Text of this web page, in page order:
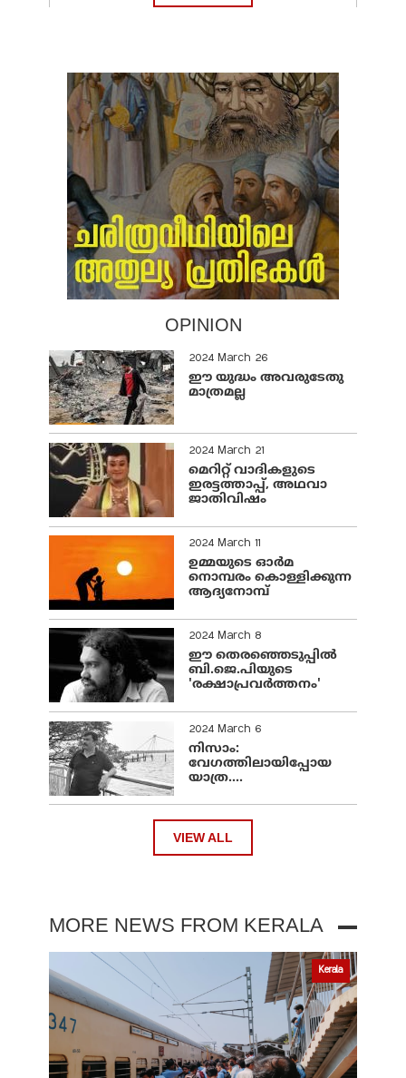
OPINION
2024 March 26
ഈ യുദ്ധം അവരുടേതു
മാത്രമല്ല
2024 March 21
മെറിറ്റ് വാദികളുടെ
ഇരട്ടത്താപ്പ്, അഥവാ
ജാതിവിഷം
2024 March 11
ഉമ്മയുടെ ഓർമ
നൊമ്പരം കൊള്ളിക്കുന്ന
ആദ്യനോമ്പ്
2024 March 8
ഈ തെരഞ്ഞെടുപ്പില്‍
ബി.ജെ.പിയുടെ
'രക്ഷാപ്രവര്‍ത്തനം'
2024 March 6
നിസാം:
വേഗത്തിലായിപ്പോയ
യാത്ര....
VIEW ALL
MORE NEWS FROM KERALA
Kerala